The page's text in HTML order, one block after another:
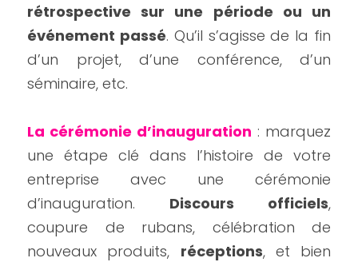
rétrospective sur une période ou un
événement passé. Qu’il s’agisse de la fin
d’un projet, d’une conférence, d’un
séminaire, etc.
La cérémonie d’inauguration : marquez
une étape clé dans l’histoire de votre
entreprise avec une cérémonie
d’inauguration. Discours officiels,
coupure de rubans, célébration de
nouveaux produits, réceptions, et bien